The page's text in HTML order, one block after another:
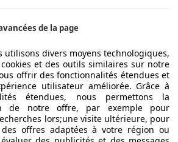
110 chx r-design
de la page
utilisons divers moyens technologiques,
et des outils similaires sur notre
offrir des fonctionnalités étendues et
utilisateur améliorée. Grâce à
étendues, nous permettons la
de notre offre, par exemple pour
lors;une visite ultérieure, pour
offres adaptées à votre région ou